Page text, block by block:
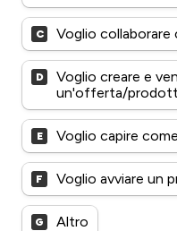
C Voglio
D
Voglio creare e
un'offerta/
E Voglio capire
F Voglio avviare un
G Altro